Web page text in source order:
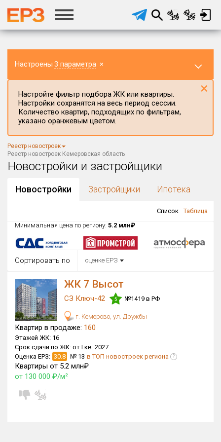
Настроены 3 параметра ×
Кемеровская область
Район в регионе
Все
Район в городе
Цена
от
Общая площадь, м²
от
Срок сдачи
от Сдан в 2023
×ДАП
Настройте фильтр подбора ЖК или квартиры.
Настройки сохранятся на весь период сессии.
Количество квартир, подходящих по фильтрам,
указано оранжевым цветом.
×
Реестр новостроек
Реестр новостроек Кемеровская область
Новостройки и застройщики
Новостройки Застройщики Ипотека
Список
Таблица
Минимальная цена по региону: 5.2 млн₽
Сортировать по оценке ЕРЗ
ЖК 7 Высот
СЗ Ключ-42 5 №1419 в РФ
г. Кемерово, ул. Дружбы
Квартир в продаже: 160
Этажей ЖК: 16
Срок сдачи по ЖК: от I кв. 2027
Оценка ЕРЗ: 30.8 № 13 в ТОП новостроек региона ?
Квартиры от 5.2 млн₽
от 130 000 ₽/м²